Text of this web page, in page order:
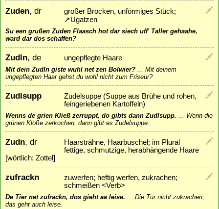
Zuden, dr
großer Brocken, unförmiges Stück;
↗Ugatzen
Su een grußen Zuden Flaasch hot dar siech uff' Taller gehaahe,
ward dar dos schaffen?
Zudln, de ungepflegte Haare
Mit dein Zudln giste wuhl net zen Bolwier? ... Mit deinem
ungepflegten Haar gehst du wohl nicht zum Friseur?
Zudlsupp
Zudelsuppe (Suppe aus Brühe und rohen,
feingeriebenen Kartoffeln)
Wenns de grien Kließ zerruppt, do gibts dann Zudlsupp. ... Wenn die
grünen Klöße zerkochen, dann gibt es Zudelsuppe.
Zudn, dr
Haarsträhne, Haarbuschel; im Plural
fettige, schmutzige, herabhängende Haare
[wörtlich: Zottel]
zufrackn
zuwerfen; heftig werfen, zukrachen;
schmeißen <Verb>
De Tier net zufrackn, dos gieht aa leise. ... Die Tür nicht zukrachen,
das geht auch leise.